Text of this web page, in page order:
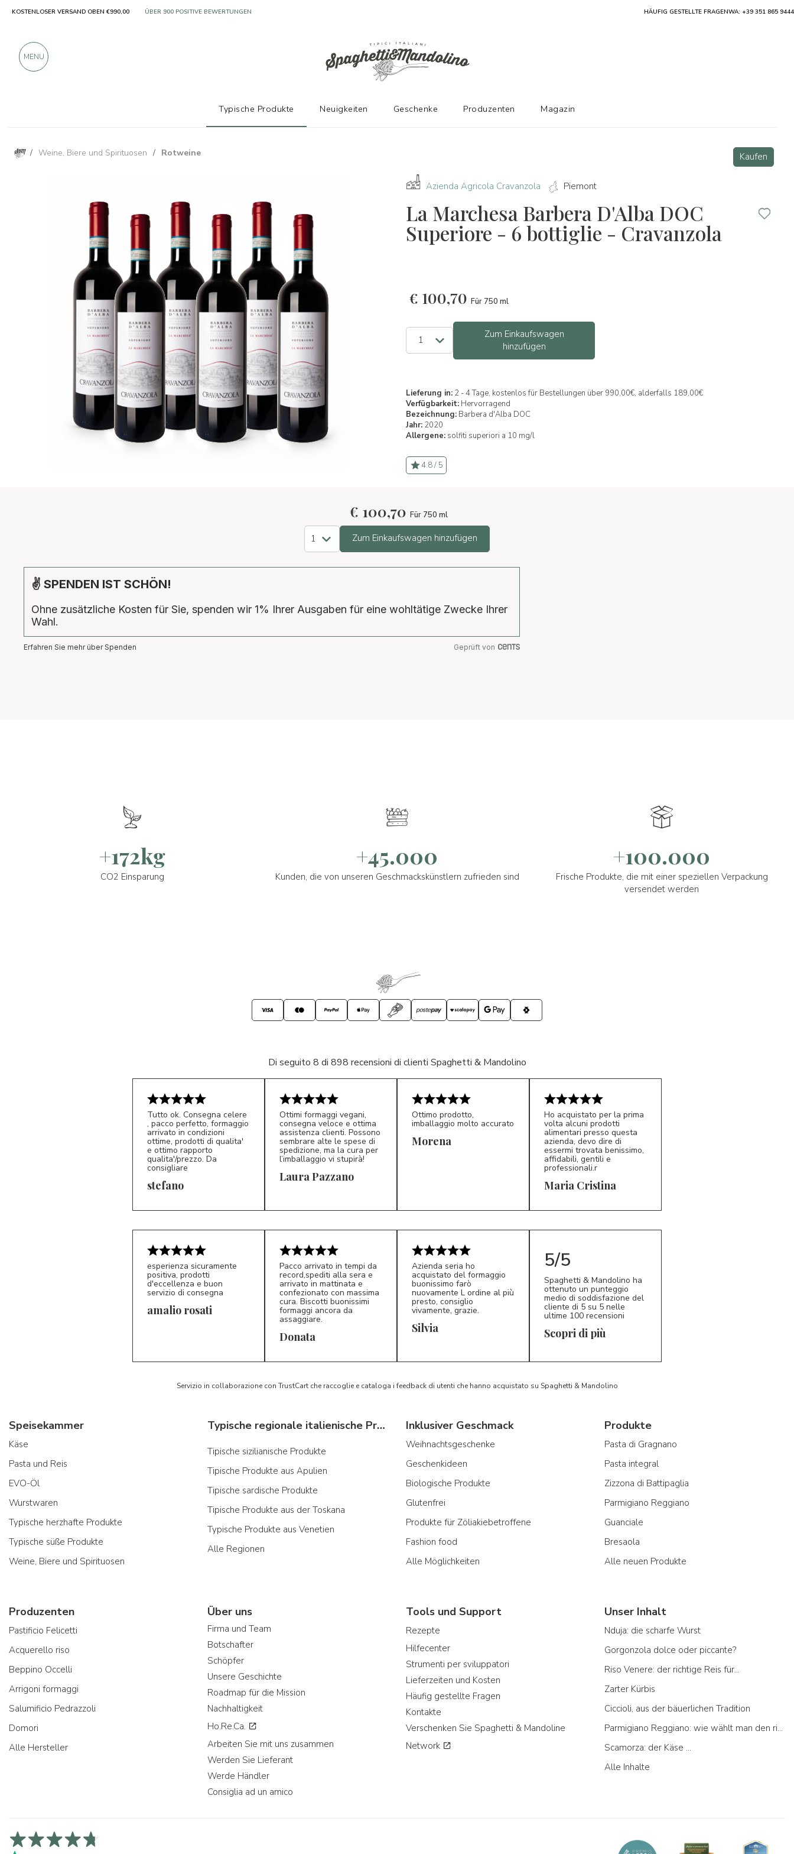
/ Weine, Biere und Spirituosen / Rotweine Kaufen
Azienda Agricola Cravanzola Piemont
La Marchesa Barbera D'Alba DOC
Superiore - 6 bottiglie - Cravanzola
€ 100,70 Für 750 ml
Zum Einkaufswagen
hinzufügen
Lieferung in: 2 - 4 Tage, kostenlos für Bestellungen über 990,00€, alderfalls 189,00€
Verfügbarkeit: Hervorragend
Bezeichnung: Barbera d'Alba DOC
Jahr: 2020
Allergene: solfiti superiori a 10 mg/l
4.8 / 5
€ 100,70 Für 750 ml
Zum Einkaufswagen hinzufügen
✌ SPENDEN IST SCHÖN!
Ohne zusätzliche Kosten für Sie, spenden wir 1% Ihrer Ausgaben für eine wohltätige Zwecke Ihrer
Wahl.
Erfahren Sie mehr über Spenden Geprüft von
+172kg
CO2 Einsparung
+45.000
Kunden, die von unseren Geschmackskünstlern zufrieden sind
+100.000
Frische Produkte, die mit einer speziellen Verpackung
versendet werden
Di seguito 8 di 898 recensioni di clienti Spaghetti & Mandolino
S*
Tutto ok. Consegna celere
, pacco perfetto, formaggio
arrivato in condizioni
ottime, prodotti di qualita'
e ottimo rapporto
qualita'/prezzo. Da
consigliare
stefano LP 5/5
Ottimi formaggi vegani,
consegna veloce e ottima
assistenza clienti. Possono
sembrare alte le spese di
spedizione, ma la cura per
l’imballaggio vi stupirà!
Laura Pazzano
Ottimo prodotto,
imballaggio molto accurato
Morena
MC 5/5
Ho acquistato per la prima
volta alcuni prodotti
alimentari presso questa
azienda, devo dire di
essermi trovata benissimo,
affidabili, gentili e
professionali.r
Maria Cristina
esperienza sicuramente
positiva, prodotti
d'eccellenza e buon
servizio di consegna
amalio rosati
D*
Pacco arrivato in tempi da
record,spediti alla sera e
arrivato in mattinata e
confezionato con massima
cura. Biscotti buonissimi
formaggi ancora da
assaggiare.
Donata S*
Azienda seria ho
acquistato del formaggio
buonissimo farò
nuovamente L ordine al più
presto, consiglio
vivamente, grazie.
Silvia
5/5
Spaghetti & Mandolino ha
ottenuto un punteggio
medio di soddisfazione del
cliente di 5 su 5 nelle
ultime 100 recensioni
Scopri di più
Servizio in collaborazione con TrustCart che raccoglie e cataloga i feedback di utenti che hanno acquistato su Spaghetti & Mandolino
Speisekammer
Käse
Pasta und Reis
EVO-Öl
Wurstwaren
Typische herzhafte Produkte
Typische süße Produkte
Weine, Biere und Spirituosen
Typische regionale italienische Produkte
Tipische sizilianische Produkte
Tipische Produkte aus Apulien
Tipische sardische Produkte
Tipische Produkte aus der Toskana
Typische Produkte aus Venetien
Alle Regionen
Inklusiver Geschmack
Weihnachtsgeschenke
Geschenkideen
Biologische Produkte
Glutenfrei
Produkte für Zöliakiebetroffene
Fashion food
Alle Möglichkeiten
Produkte
Pasta di Gragnano
Pasta integral
Zizzona di Battipaglia
Parmigiano Reggiano
Guanciale
Bresaola
Alle neuen Produkte
Produzenten
Pastificio Felicetti
Acquerello riso
Beppino Occelli
Arrigoni formaggi
Salumificio Pedrazzoli
Domori
Alle Hersteller
Über uns
Firma und Team
Botschafter
Schöpfer
Unsere Geschichte
Roadmap für die Mission
Nachhaltigkeit
Ho.Re.Ca.
Arbeiten Sie mit uns zusammen
Werden Sie Lieferant
Werde Händler
Consiglia ad un amico
Tools und Support
Rezepte
Hilfecenter
Strumenti per sviluppatori
Lieferzeiten und Kosten
Häufig gestellte Fragen
Kontakte
Verschenken Sie Spaghetti & Mandoline
Network
Unser Inhalt
Nduja: die scharfe Wurst
Gorgonzola dolce oder piccante?
Riso Venere: der richtige Reis für...
Zarter Kürbis
Ciccioli, aus der bäuerlichen Tradition
Parmigiano Reggiano: wie wählt man den richtigen aus
Scamorza: der Käse ...
Alle Inhalte
KOSTENLOSER VERSAND OBEN €990,00 NUR PRODUKTE VON AUSGEZEICHNETEN HERSTELLERN HÄUFIG GESTELLTE FRAGENWA: +39 351 865 9444
MENU
Typische Produkte Neuigkeiten Geschenke Produzenten Magazin